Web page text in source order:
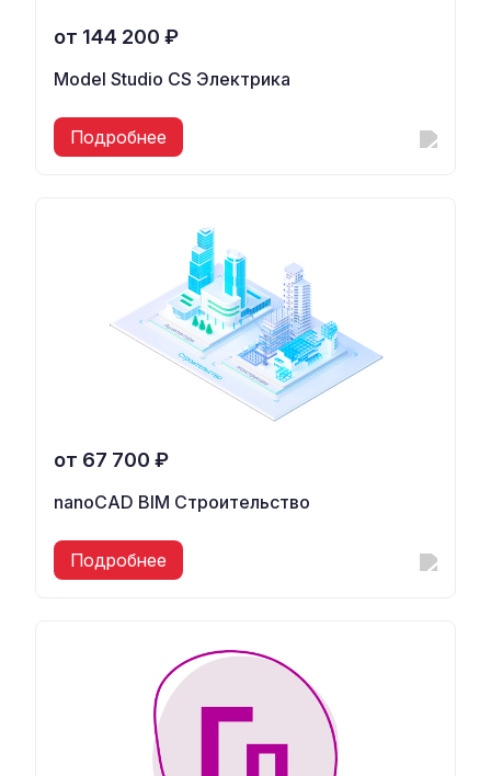
от 144 200 ₽
Model Studio CS Электрика
Подробнее
от 67 700 ₽
nanoCAD BIM Строительство
Подробнее